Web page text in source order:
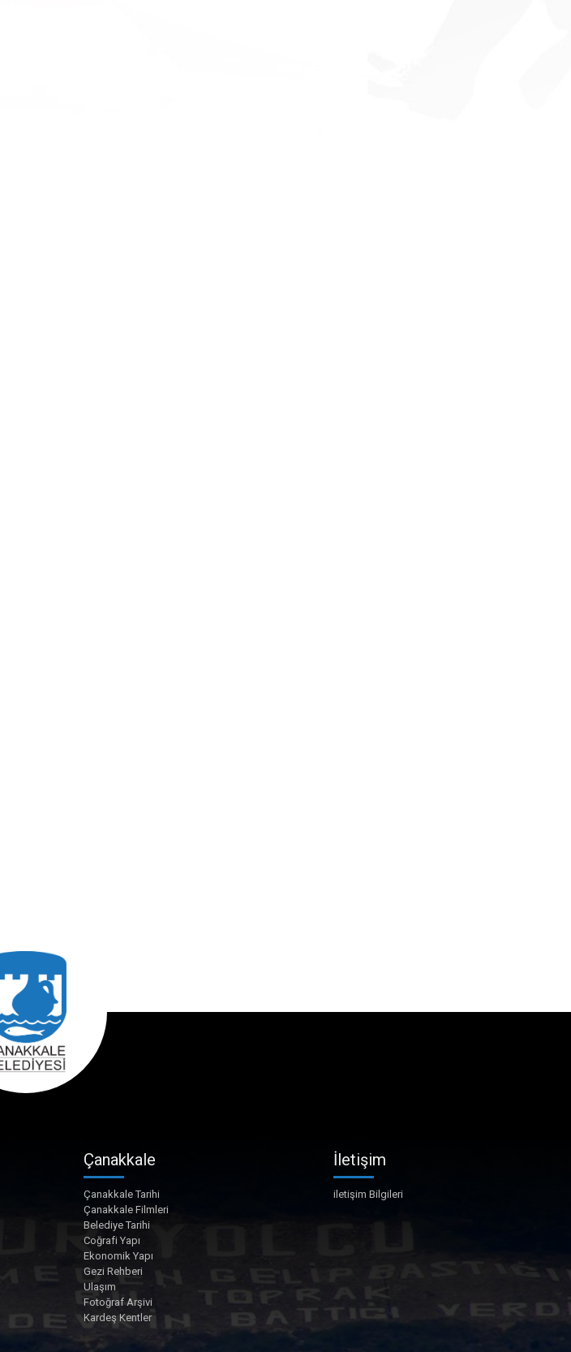
Çanakkale
Çanakkale Tarihi
Çanakkale Filmleri
Belediye Tarihi
Coğrafi Yapı
Ekonomik Yapı
Gezi Rehberi
Ulaşım
Fotoğraf Arşivi
Kardeş Kentler
İletişim
iletişim Bilgileri